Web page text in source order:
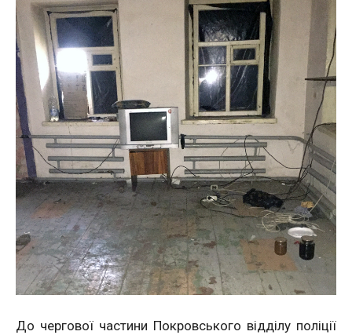
До чергової частини Покровського відділу поліції